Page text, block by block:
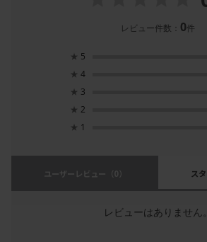
レビュー件数： 0件
★ 5
★ 4
★ 3
★ 2
★ 1
ユーザーレビュー （0） ス
レビューはありません。